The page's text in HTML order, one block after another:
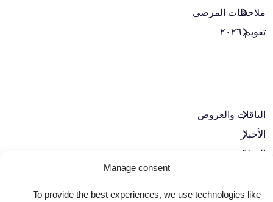
Manage consent
To provide the best experiences, we use technologies like
ملاحظات المرضى
تقويم ٢٠٢٦
الباقات والعروض​
الأخبار
الوظائف
سياسة الخصوصية